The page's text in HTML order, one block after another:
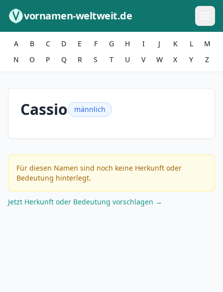
vornamen-weltweit.de
A B C D E F G H I J K L
M
N
O P Q R S T U V W X Y Z
Cassio männlich
Für diesen Namen sind noch keine Herkunft oder
Bedeutung hinterlegt.
Jetzt Herkunft oder Bedeutung vorschlagen →